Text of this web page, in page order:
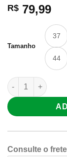
R$ 79,99
Tamanho
37
44
Tênis Masculino
Consulte o